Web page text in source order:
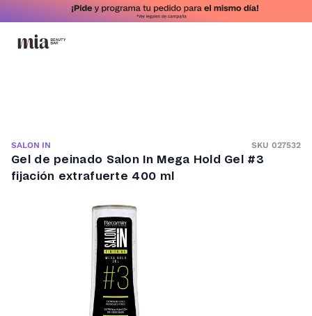
SALON IN SKU 027532
Gel de peinado Salon In Mega Hold Gel #3
fijación extrafuerte 400 ml